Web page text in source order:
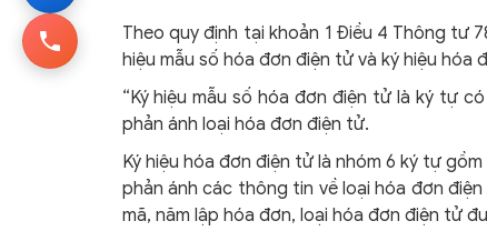
Theo quy định tại khoản 1 Điều 4 Thông tư
hiệu mẫu số hóa đơn điện tử và ký hiệu hóa
“Ký hiệu mẫu số hóa đơn điện tử là ký tự
phản ánh loại hóa đơn điện tử.
Ký hiệu hóa đơn điện tử là nhóm 6 ký tự
phản ánh các thông tin về loại hóa đơn
mã, năm lập hóa đơn, loại hóa đơn điện tử